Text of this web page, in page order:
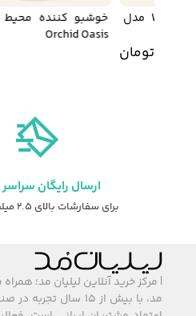
خوشبو کننده محیط ویت یو With You مدل
تومان
Orchid Oasis
ارسال رایگان
برای سفارشات بالای ۲.۵ میلیون تومان
| مرکز خرید آنلاین لیلیان مد؛
مد، با بیش از ۱۵